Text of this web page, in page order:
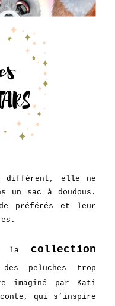
différent, elle ne
un sac à doudous.
de préférés et leur
lacollection
peluches trop
imaginé par Kati
conte, qui s’inspire